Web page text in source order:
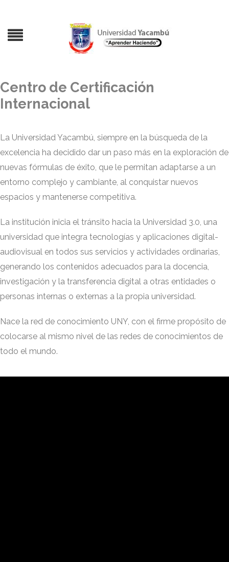
Centro de Certificación
Internacional
La Universidad Yacambú, siempre en la búsqueda de la
excelencia ha decidido dar un paso más en la exploración de
nuevas fórmulas de éxito, que le permitan adaptarse a un
entorno complejo y cambiante, al conquistar nuevos
espacios y mantenerse competitiva.
La institución inicia el tránsito hacia la Universidad 3.0, una
universidad que integra tecnologías y aplicaciones digital-
audiovisual en todos sus servicios y actividades ordinarias,
generando los contenidos adecuados para la docencia,
investigación y la transferencia digital a otras entidades o
personas internas o externas a la propia universidad.
Nace la red de conocimiento UNY, con el firme propósito de
colocarse al mismo nivel de las redes de conocimientos de
todo el mundo.